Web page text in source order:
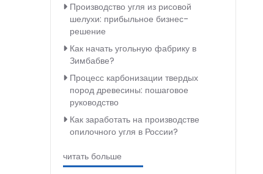
Производство угля из рисовой
шелухи: прибыльное бизнес-
решение
Как начать угольную фабрику в
Зимбабве?
Процесс карбонизации твердых
пород древесины: пошаговое
руководство
Как заработать на производстве
опилочного угля в России?
читать больше